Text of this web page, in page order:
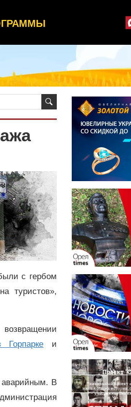
с гербом
туристов»,
Горпарке и
аварийным. В